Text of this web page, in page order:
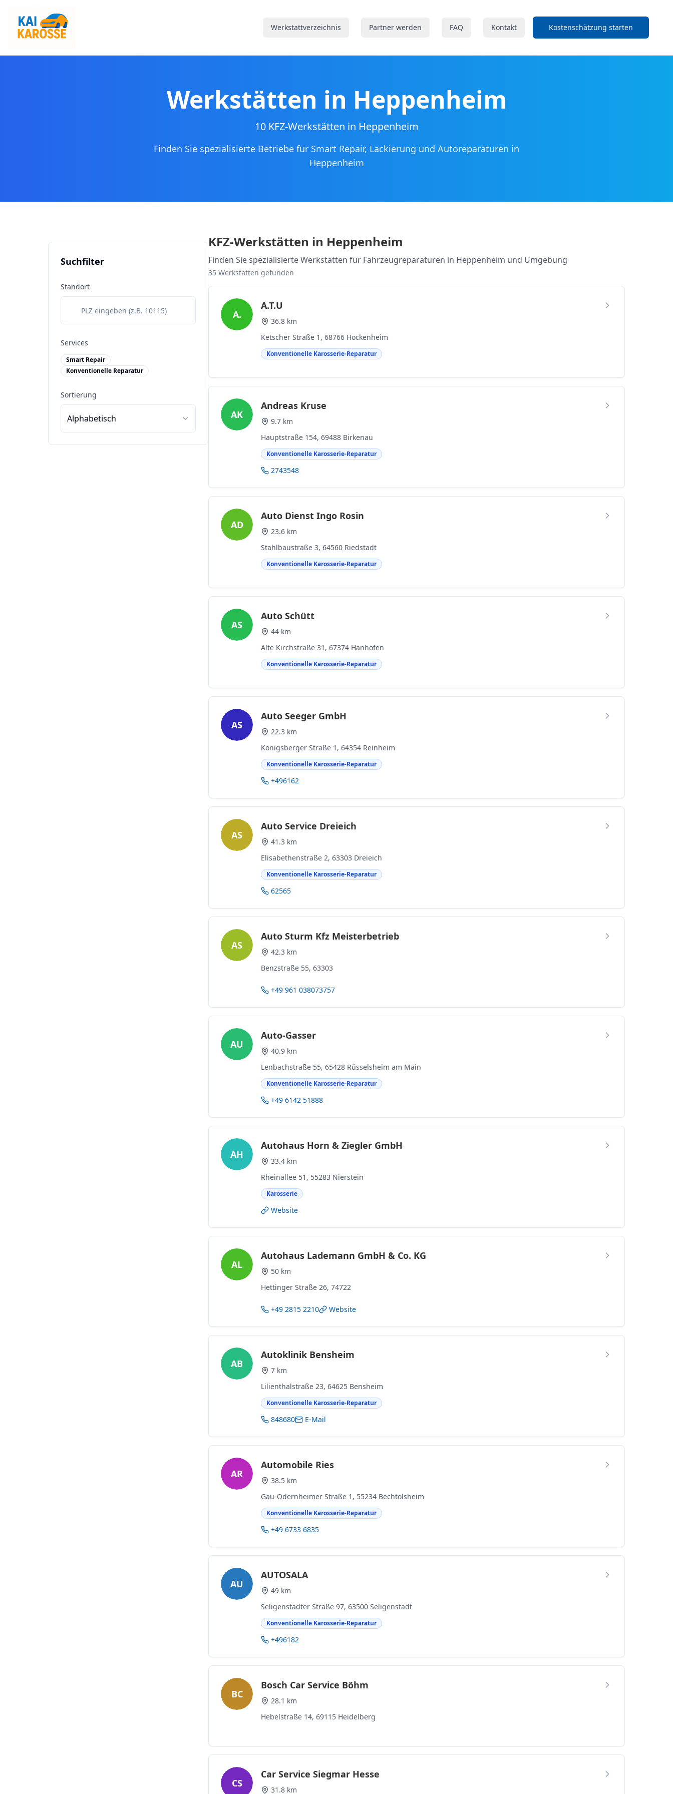
Werkstattverzeichnis Partner werden FAQ Kontakt Kostenschätzung starten
Werkstätten in Heppenheim
10 KFZ-Werkstätten in Heppenheim
Finden Sie spezialisierte Betriebe für Smart Repair, Lackierung und Autoreparaturen in
Heppenheim
Suchfilter
Standort
Services
Smart Repair
Konventionelle Reparatur
Sortierung
Alphabetisch
KFZ-Werkstätten in Heppenheim
Finden Sie spezialisierte Werkstätten für Fahrzeugreparaturen in Heppenheim und Umgebung
35 Werkstätten gefunden
A.
A.T.U
36.8 km
Ketscher Straße 1, 68766 Hockenheim
Konventionelle Karosserie-Reparatur
AK
Andreas Kruse
9.7 km
Hauptstraße 154, 69488 Birkenau
Konventionelle Karosserie-Reparatur
2743548
AD
Auto Dienst Ingo Rosin
23.6 km
Stahlbaustraße 3, 64560 Riedstadt
Konventionelle Karosserie-Reparatur
AS
Auto Schütt
44 km
Alte Kirchstraße 31, 67374 Hanhofen
Konventionelle Karosserie-Reparatur
AS
Auto Seeger GmbH
22.3 km
Königsberger Straße 1, 64354 Reinheim
Konventionelle Karosserie-Reparatur
+496162
AS
Auto Service Dreieich
41.3 km
Elisabethenstraße 2, 63303 Dreieich
Konventionelle Karosserie-Reparatur
62565
AS
Auto Sturm Kfz Meisterbetrieb
42.3 km
Benzstraße 55, 63303
+49 961 038073757
AU
Auto-Gasser
40.9 km
Lenbachstraße 55, 65428 Rüsselsheim am Main
Konventionelle Karosserie-Reparatur
+49 6142 51888
AH
Autohaus Horn & Ziegler GmbH
33.4 km
Rheinallee 51, 55283 Nierstein
Karosserie
Website
AL
Autohaus Lademann GmbH & Co. KG
50 km
Hettinger Straße 26, 74722
+49 2815 2210 Website
AB
Autoklinik Bensheim
7 km
Lilienthalstraße 23, 64625 Bensheim
Konventionelle Karosserie-Reparatur
848680 E-Mail
AR
Automobile Ries
38.5 km
Gau-Odernheimer Straße 1, 55234 Bechtolsheim
Konventionelle Karosserie-Reparatur
+49 6733 6835
AU
AUTOSALA
49 km
Seligenstädter Straße 97, 63500 Seligenstadt
Konventionelle Karosserie-Reparatur
+496182
BC
Bosch Car Service Böhm
28.1 km
Hebelstraße 14, 69115 Heidelberg
CS
Car Service Siegmar Hesse
31.8 km